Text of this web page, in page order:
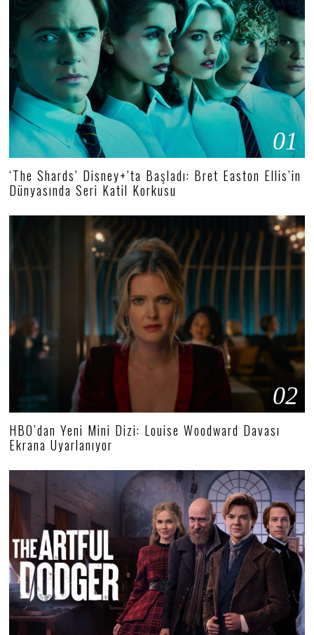
01
‘The Shards’ Disney+’ta Başladı: Bret Easton Ellis’in
Dünyasında Seri Katil Korkusu
02
HBO’dan Yeni Mini Dizi: Louise Woodward Davası
Ekrana Uyarlanıyor